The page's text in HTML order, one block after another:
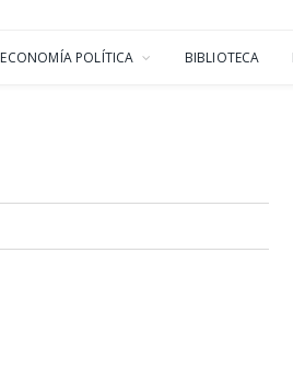
ECONOMÍA POLÍTICA BIBLIOTECA